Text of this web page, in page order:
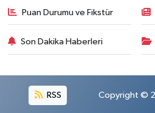
Puan Durumu ve Fikstür
Son Dakika Haberleri
RSS Copyright ©